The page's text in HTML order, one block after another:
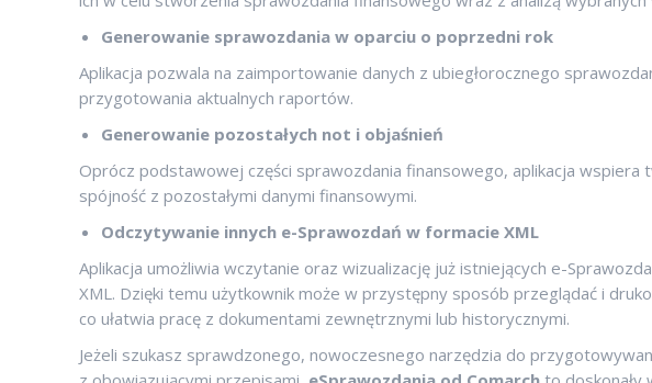
Generowanie sprawozdania w oparciu o poprzedni rok
Aplikacja pozwala na zaimportowanie danych z ubiegłorocznego
przygotowania aktualnych raportów.
Generowanie pozostałych not i objaśnień
Oprócz podstawowej części sprawozdania finansowego, aplikacja wspiera
spójność z pozostałymi danymi finansowymi.
Odczytywanie innych e-Sprawozdań w formacie XML
Aplikacja umożliwia wczytanie oraz wizualizację już istniejących e-
XML. Dzięki temu użytkownik może w przystępny sposób przeglądać i
co ułatwia pracę z dokumentami zewnętrznymi lub historycznymi.
Jeżeli szukasz sprawdzonego, nowoczesnego narzędzia do